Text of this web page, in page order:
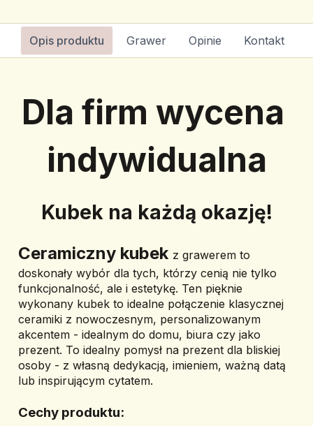
Opis produktu Grawer Opinie Kontakt
Dla firm wycena
indywidualna
Kubek na każdą okazję!
﻿Ceramiczny kubek z grawerem to
doskonały wybór dla tych, którzy cenią nie tylko
funkcjonalność, ale i estetykę. Ten pięknie
wykonany kubek to idealne połączenie klasycznej
ceramiki z nowoczesnym, personalizowanym
akcentem - idealnym do domu, biura czy jako
prezent. To idealny pomysł na prezent dla bliskiej
osoby - z własną dedykacją, imieniem, ważną datą
lub inspirującym cytatem.
Cechy produktu: